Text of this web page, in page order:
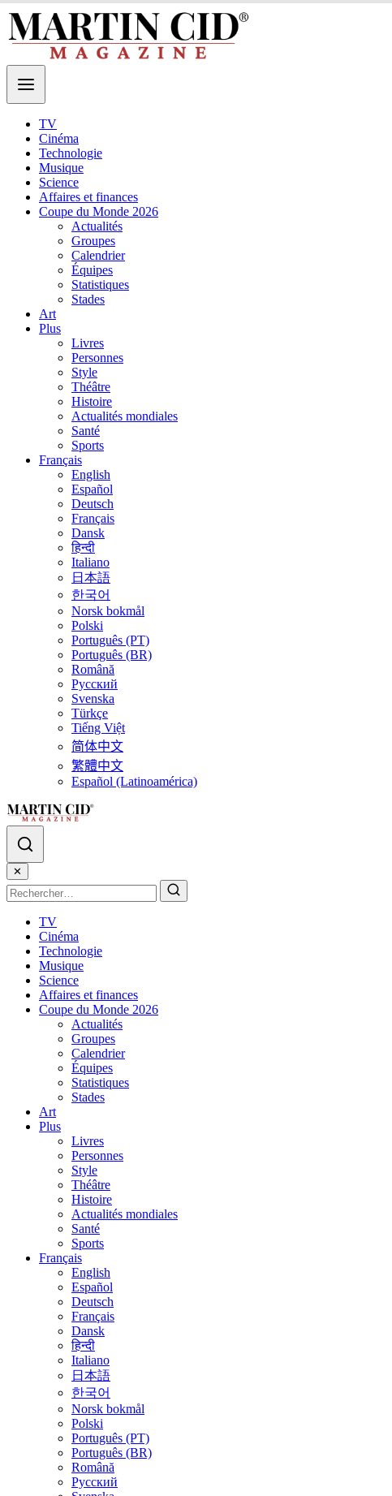
TV
Cinéma
Technologie
Musique
Science
Affaires et finances
Coupe du Monde 2026
Actualités
Groupes
Calendrier
Équipes
Statistiques
Stades
Art
Plus
Livres
Personnes
Style
Théâtre
Histoire
Actualités mondiales
Santé
Sports
Français
English
Español
Deutsch
Français
Dansk
हिन्दी
Italiano
日本語
한국어
Norsk bokmål
Polski
Português (PT)
Português (BR)
Română
Русский
Svenska
Türkçe
Tiếng Việt
简体中文
繁體中文
Español (Latinoamérica)
✕
TV
Cinéma
Technologie
Musique
Science
Affaires et finances
Coupe du Monde 2026
Actualités
Groupes
Calendrier
Équipes
Statistiques
Stades
Art
Plus
Livres
Personnes
Style
Théâtre
Histoire
Actualités mondiales
Santé
Sports
Français
English
Español
Deutsch
Français
Dansk
हिन्दी
Italiano
日本語
한국어
Norsk bokmål
Polski
Português (PT)
Português (BR)
Română
Русский